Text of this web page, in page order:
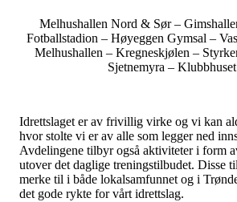
Melhushallen Nord & Sør –
Fotballstadion – Høyeggen Gymsal –
Melhushallen – Kregneskjølen –
Sjetnemyra –
Idrettslaget er av frivillig virke og vi kan
hvor stolte vi er av alle som legger ned
Avdelingene tilbyr også aktiviteter i form
utover det daglige treningstilbudet. Disse
merke til i både lokalsamfunnet og i
det gode rykte for vårt idrettslag.